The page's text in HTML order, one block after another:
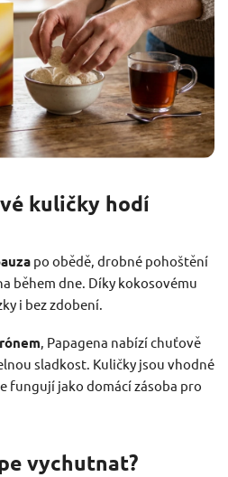
kuličky hodí
po obědě, drobné pohoštění
během dne. Díky kokosovému
i bez zdobení.
, Papagena nabízí chuťově
sladkost. Kuličky jsou vhodné
fungují jako domácí zásoba pro
vychutnat?